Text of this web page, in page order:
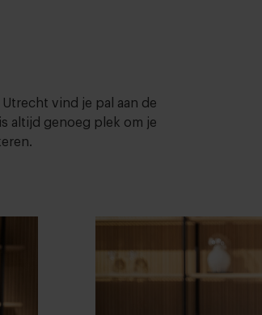
vind je pal aan de
altijd genoeg plek om je